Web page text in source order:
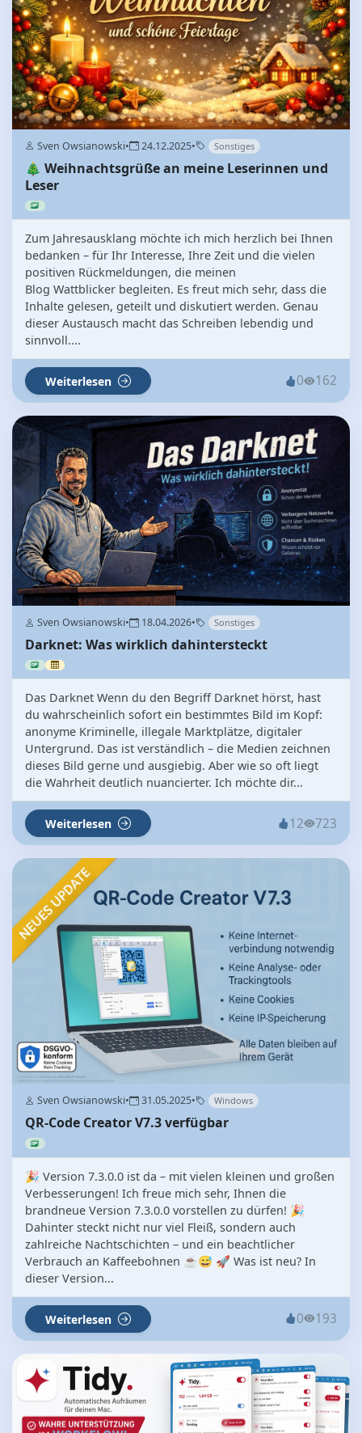
Sven Owsianowski• 24.12.2025• Sonstiges
🎄 Weihnachtsgrüße an meine Leserinnen und
Leser
Zum Jahresausklang möchte ich mich herzlich bei Ihnen
bedanken – für Ihr Interesse, Ihre Zeit und die vielen
positiven Rückmeldungen, die meinen
Blog Wattblicker begleiten. Es freut mich sehr, dass die
Inhalte gelesen, geteilt und diskutiert werden. Genau
dieser Austausch macht das Schreiben lebendig und
sinnvoll....
Weiterlesen 0 162
Sven Owsianowski• 18.04.2026• Sonstiges
Darknet: Was wirklich dahintersteckt
Das Darknet Wenn du den Begriff Darknet hörst, hast
du wahrscheinlich sofort ein bestimmtes Bild im Kopf:
anonyme Kriminelle, illegale Marktplätze, digitaler
Untergrund. Das ist verständlich – die Medien zeichnen
dieses Bild gerne und ausgiebig. Aber wie so oft liegt
die Wahrheit deutlich nuancierter. Ich möchte dir...
Weiterlesen 12 723
Sven Owsianowski• 31.05.2025• Windows
QR-Code Creator V7.3 verfügbar
🎉 Version 7.3.0.0 ist da – mit vielen kleinen und großen
Verbesserungen! Ich freue mich sehr, Ihnen die
brandneue Version 7.3.0.0 vorstellen zu dürfen! 🎉
Dahinter steckt nicht nur viel Fleiß, sondern auch
zahlreiche Nachtschichten – und ein beachtlicher
Verbrauch an Kaffeebohnen ☕😅 🚀 Was ist neu? In
dieser Version...
Weiterlesen 0 193